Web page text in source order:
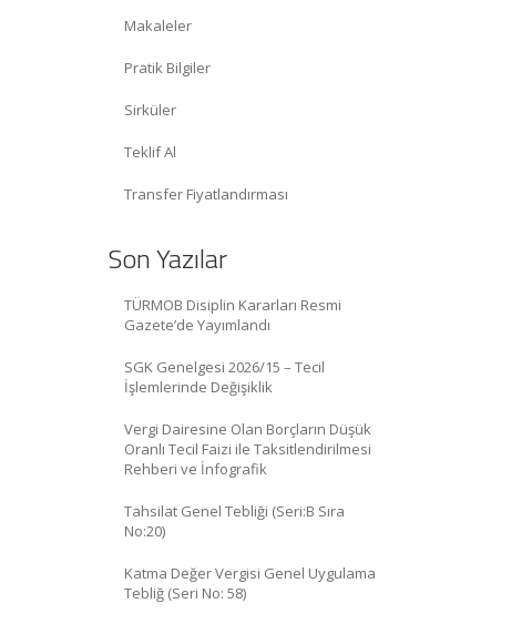
Makaleler
Pratik Bilgiler
Sirküler
Teklif Al
Transfer Fiyatlandırması
Son Yazılar
TÜRMOB Disiplin Kararları Resmi
Gazete’de Yayımlandı
SGK Genelgesi 2026/15 – Tecil
İşlemlerinde Değişiklik
Vergi Dairesine Olan Borçların Düşük
Oranlı Tecil Faizi ile Taksitlendirilmesi
Rehberi ve İnfografik
Tahsilat Genel Tebliği (Seri:B Sıra
No:20)
Katma Değer Vergisi Genel Uygulama
Tebliğ (Seri No: 58)